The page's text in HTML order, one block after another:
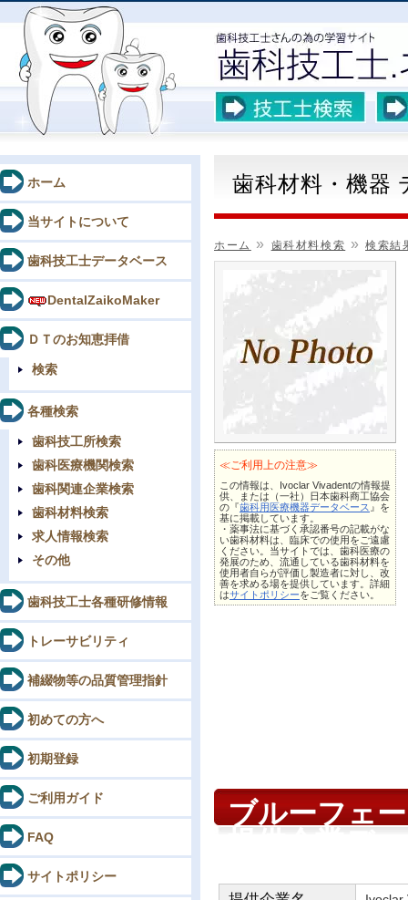
歯科材料・機器
ホーム » 歯科材料検索 »検索結
≪ご利用上の注意≫
この情報は、Ivoclar Vivadentの情報提
供、または（一社）日本歯科商工協会
の『歯科用医療機器データベース 』を
基に掲載しています。
・薬事法に基づく承認番号の記載がな
い歯科材料は、臨床での使用をご遠慮
ください。当サイトでは、歯科医療の
発展のため、流通している歯科材料を
使用者自らが評価し製造者に対し、改
善を求める場を提供しています。詳細
はサイトポリシーをご覧ください。
ブルーフェ
ホーム
当サイトについて
歯科技工士データベース
DentalZaikoMaker
ＤＴのお知恵拝借
検索
各種検索
歯科技工所検索
歯科医療機関検索
歯科関連企業検索
歯科材料検索
求人情報検索
その他
歯科技工士各種研修情報
トレーサビリティ
補綴物等の品質管理指針
初めての方へ
初期登録
ご利用ガイド
FAQ
サイトポリシー